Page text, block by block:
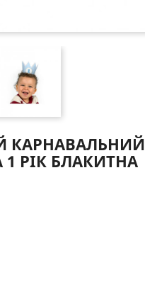
КАРНАВАЛЬНИЙ
РІК БЛАКИТНА